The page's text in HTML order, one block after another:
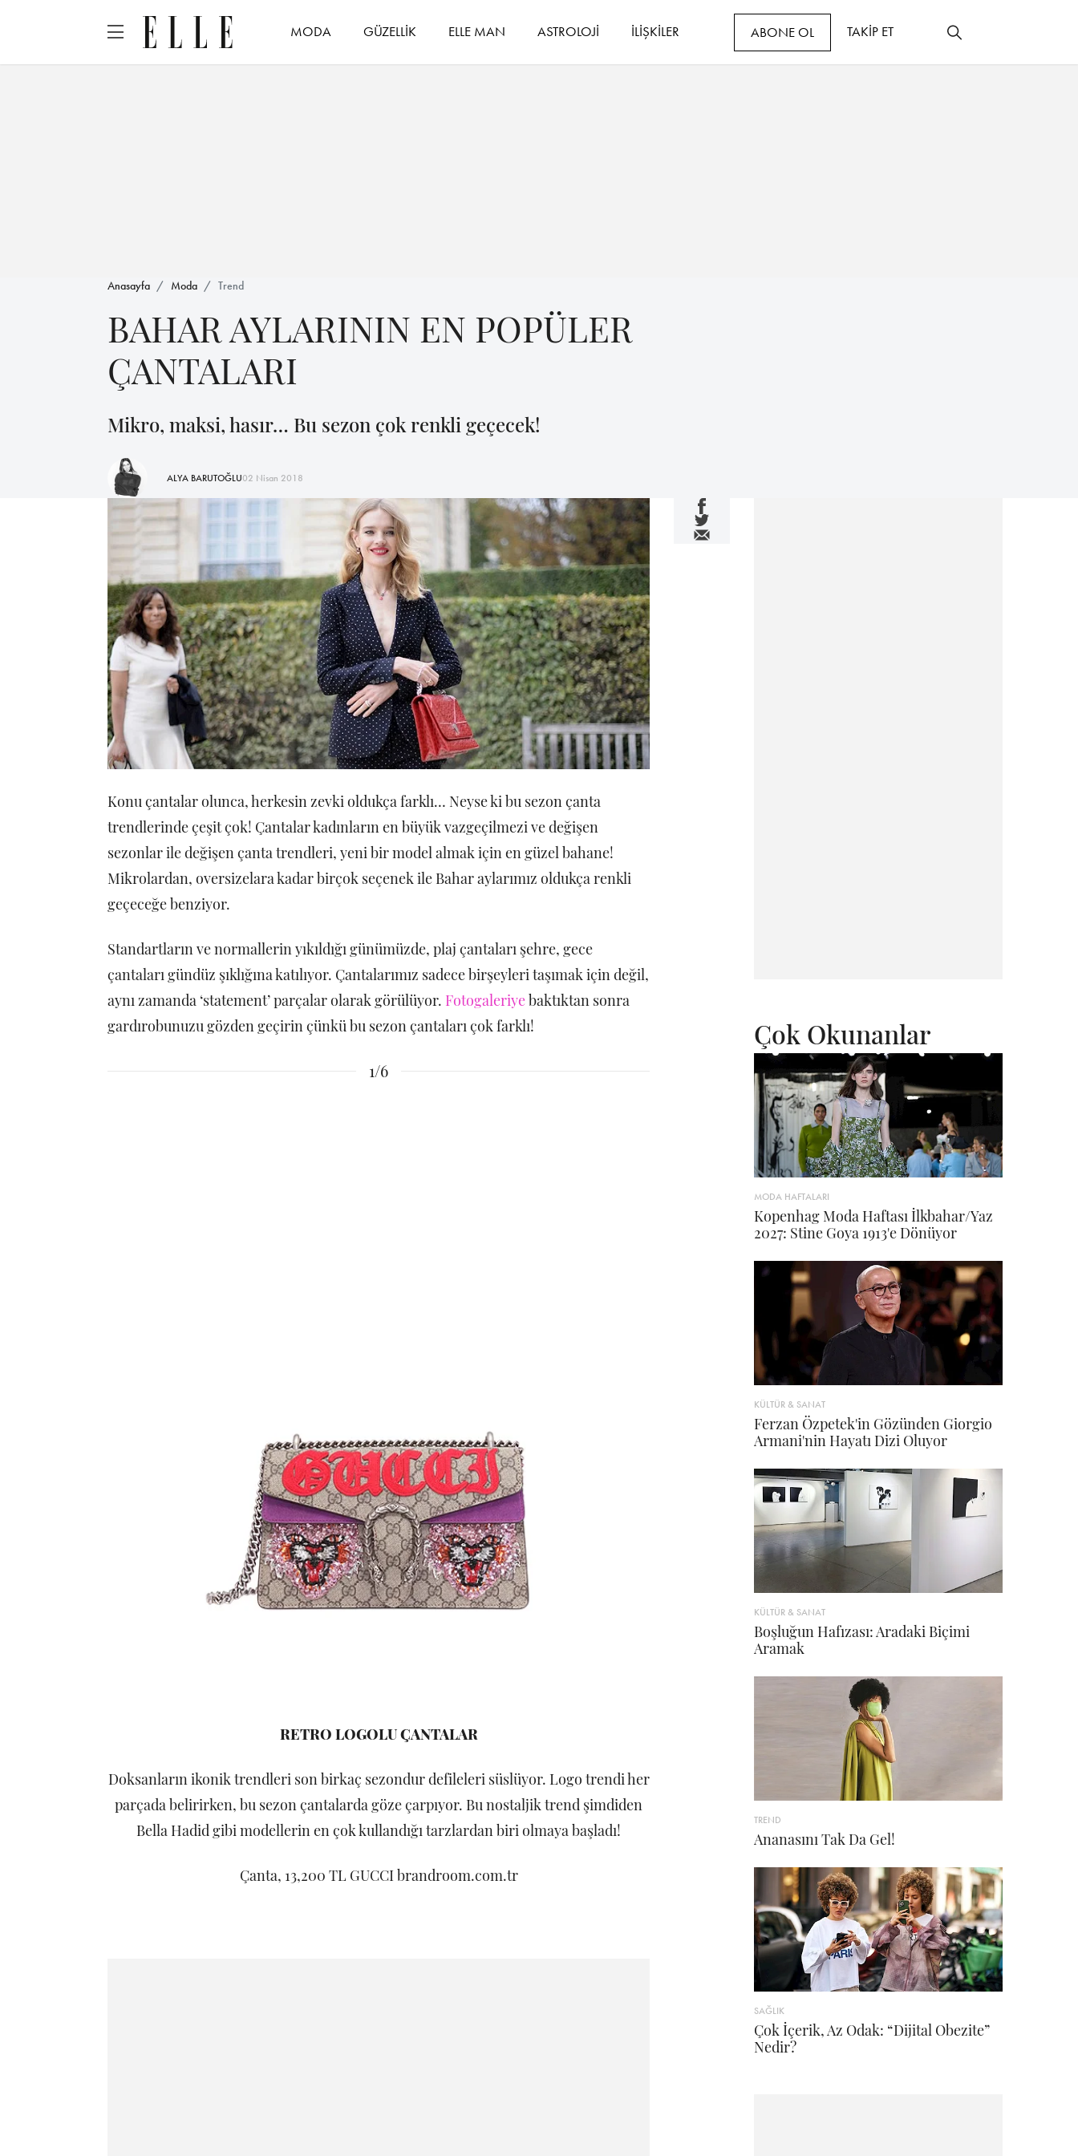
MODA GÜZELLİK ELLE MAN ASTROLOJİ İLİŞKİLER ABONE OL TAKİP ET
Anasayfa Moda Trend
BAHAR AYLARININ EN POPÜLER
ÇANTALARI
Mikro, maksi, hasır… Bu sezon çok renkli geçecek!
ALYA BARUTOĞLU02 Nisan 2018
Konu çantalar olunca, herkesin zevki oldukça farklı… Neyse ki bu sezon çanta
trendlerinde çeşit çok! Çantalar kadınların en büyük vazgeçilmezi ve değişen
sezonlar ile değişen çanta trendleri, yeni bir model almak için en güzel bahane!
Mikrolardan, oversizelara kadar birçok seçenek ile Bahar aylarımız oldukça renkli
geçeceğe benziyor.
Standartların ve normallerin yıkıldığı günümüzde, plaj çantaları şehre, gece
çantaları gündüz şıklığına katılıyor. Çantalarımız sadece birşeyleri taşımak için değil,
aynı zamanda ‘statement’ parçalar olarak görülüyor. Fotogaleriyebaktıktan sonra
gardırobunuzu gözden geçirin çünkü bu sezon çantaları çok farklı!
1/6
RETRO LOGOLU ÇANTALAR
Doksanların ikonik trendleri son birkaç sezondur defileleri süslüyor. Logo trendi her
parçada belirirken, bu sezon çantalarda göze çarpıyor. Bu nostaljik trend şimdiden
Bella Hadid gibi modellerin en çok kullandığı tarzlardan biri olmaya başladı!
Çanta, 13,200 TL GUCCI brandroom.com.tr
Çok Okunanlar
MODA HAFTALARI
Kopenhag Moda Haftası İlkbahar/Yaz
2027: Stine Goya 1913'e Dönüyor
KÜLTÜR & SANAT
Ferzan Özpetek'in Gözünden Giorgio
Armani'nin Hayatı Dizi Oluyor
KÜLTÜR & SANAT
Boşluğun Hafızası: Aradaki Biçimi
Aramak
TREND
Ananasını Tak Da Gel!
SAĞLIK
Çok İçerik, Az Odak: “Dijital Obezite”
Nedir?